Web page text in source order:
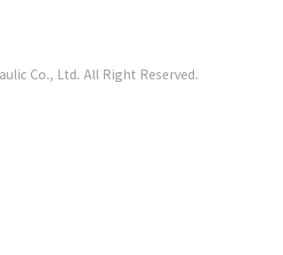
Co., Ltd. All Right Reserved.